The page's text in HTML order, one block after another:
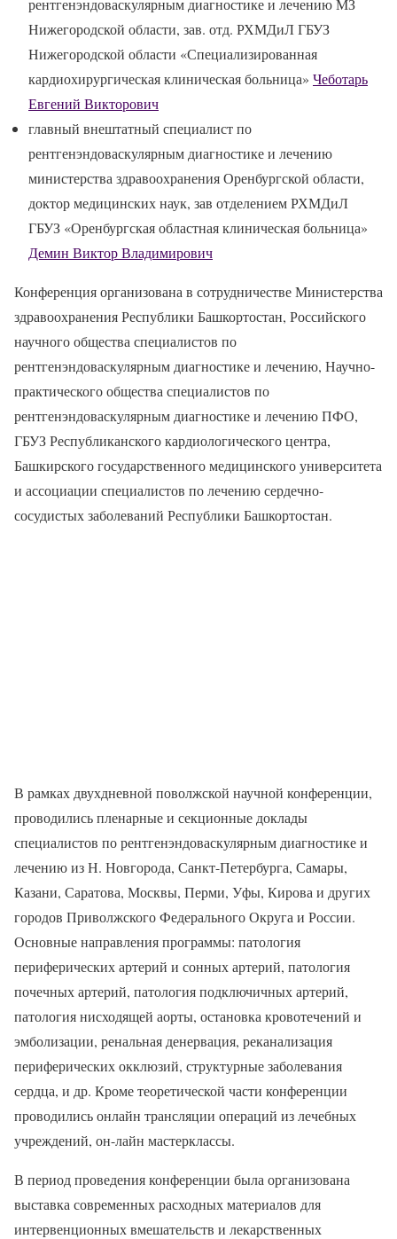
рентгенэндоваскулярным диагностике и лечению МЗ
Нижегородской области, зав. отд. РХМДиЛ ГБУЗ
Нижегородской области «Специализированная
кардиохирургическая клиническая больница» Чеботарь
Евгений Викторович
главный внештатный специалист по
рентгенэндоваскулярным диагностике и лечению
министерства здравоохранения Оренбургской области,
доктор медицинских наук, зав отделением РХМДиЛ
ГБУЗ «Оренбургская областная клиническая больница»
Демин Виктор Владимирович
Конференция организована в сотрудничестве Министерства
здравоохранения Республики Башкортостан, Российского
научного общества специалистов по
рентгенэндоваскулярным диагностике и лечению, Научно-
практического общества специалистов по
рентгенэндоваскулярным диагностике и лечению ПФО,
ГБУЗ Республиканского кардиологического центра,
Башкирского государственного медицинского университета
и ассоциации специалистов по лечению сердечно-
сосудистых заболеваний Республики Башкортостан.
В рамках двухдневной поволжской научной конференции,
проводились пленарные и секционные доклады
специалистов по рентгенэндоваскулярным диагностике и
лечению из Н. Новгорода, Санкт-Петербурга, Самары,
Казани, Саратова, Москвы, Перми, Уфы, Кирова и других
городов Приволжского Федерального Округа и России.
Основные направления программы: патология
периферических артерий и сонных артерий, патология
почечных артерий, патология подключичных артерий,
патология нисходящей аорты, остановка кровотечений и
эмболизации, ренальная денервация, реканализация
периферических окклюзий, структурные заболевания
сердца, и др. Кроме теоретической части конференции
проводились онлайн трансляции операций из лечебных
учреждений, он-лайн мастерклассы.
В период проведения конференции была организована
выставка современных расходных материалов для
интервенционных вмешательств и лекарственных